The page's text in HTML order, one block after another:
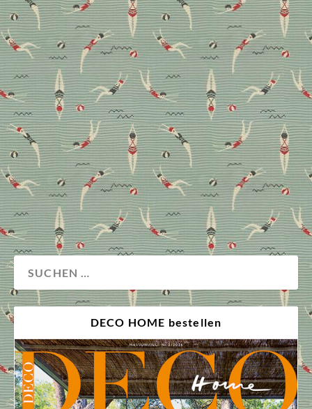
Landhausstil mit
Luxusdetails
Außen Natur und innen moderne Design-Highlights?
In dieser Privatresidenz in Upstate New York
funktioniert moderner Landhausstil mit einem Hauch
Luxus. Das Team von Archi-Tectonics schlägt die
Designbrücke mit den überraschenden Materialien
und Formen.
Wohnen
DECO HOME bestellen